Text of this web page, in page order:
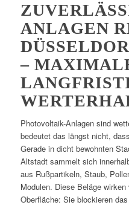
ANLAGEN
–
Photovoltaik-Anlagen sind
bedeutet das längst nicht,
Gerade in dicht bewohnten
Altstadt sammelt sich
aus Rußpartikeln, Staub,
Modulen. Diese Beläge
Oberfläche: Sie blockieren